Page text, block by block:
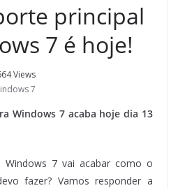
principal
7 é hoje!
Views
7
Windows 7 acaba hoje dia 13
Windows 7 vai acabar como o
fazer? Vamos responder a